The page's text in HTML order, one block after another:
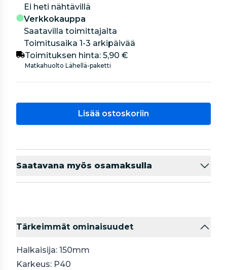
Ei heti nähtävillä
Verkkokauppa
Saatavilla toimittajalta
Toimitusaika 1-3 arkipäivää
Toimituksen hinta: 5,90 €
Matkahuolto Lähellä-paketti
Lisää ostoskoriin
Saatavana myös osamaksulla
Tärkeimmät ominaisuudet
Halkaisija: 150mm
Karkeus: P40